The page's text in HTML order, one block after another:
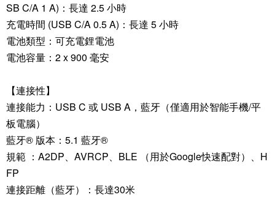
SB C/A 1 A)：長達 2.5 小時
充電時間 (USB C/A 0.5 A)：長達 5 小時
電池類型：可充電鋰電池
電池容量：2 x 900 毫安
【連接性】
連接能力：USB C 或 USB A，藍牙（僅適用於智能手機/平
板電腦）
藍牙® 版本：5.1 藍牙®
規範 ：A2DP、AVRCP、BLE （用於Google快速配對）、H
FP
連接距離（藍牙）：長達30米